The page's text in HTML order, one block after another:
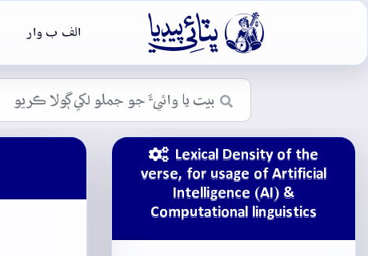
 الف ب وار
Lexical Density of the
verse, for usage of Artificial
Intelligence (AI) &
Computational linguistics